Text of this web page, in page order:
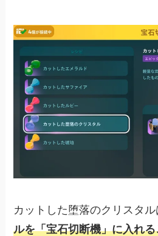
カットした堕落のクリスタ
ルを「宝石切断機」に入れ